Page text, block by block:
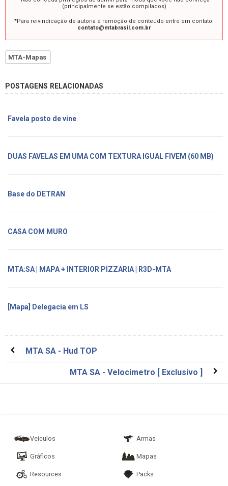
(principalmente se estão compilados)
*Para reivindicação de autoria e remoção de conteúdo entre em contato:
contato@mtabrasil.com.br
MTA-Mapas
POSTAGENS RELACIONADAS
Favela posto de vine
DUAS FAVELAS EM UMA COM TEXTURA IGUAL FIVEM (60 MB)
Base do DETRAN
CASA COM MURO
MTA:SA | MAPA + INTERIOR PIZZARIA | R3D-MTA
[Mapa] Delegacia em LS
MTA SA - Hud TOP
MTA SA - Velocimetro [ Exclusivo ]
Veículos Armas
Gráficos Mapas
Resources Packs